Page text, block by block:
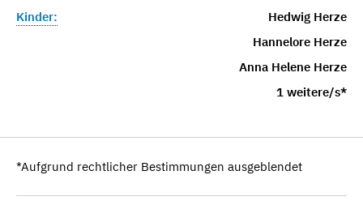
Kinder:
Hedwig Herze
Hannelore Herze
Anna Helene Herze
1 weitere/s*
*Aufgrund rechtlicher Bestimmungen ausgeblendet